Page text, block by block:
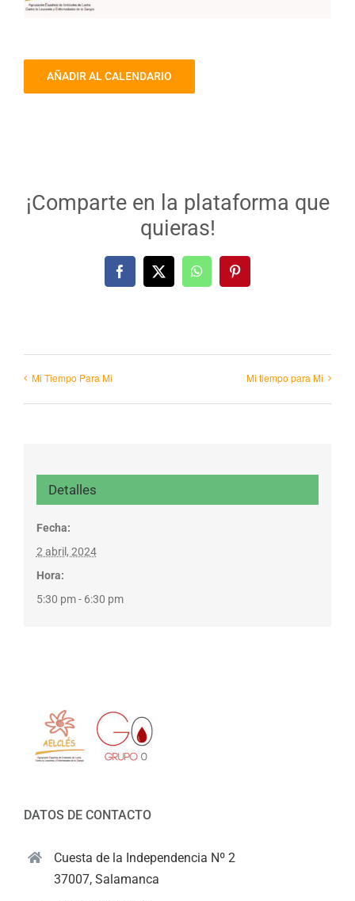
AÑADIR AL CALENDARIO
¡Comparte en la plataforma que
quieras!
Facebook
X WhatsAppPinterest
Mi Tiempo Para Mi Mi tiempo para Mi
Detalles
Fecha:
2 abril, 2024
Hora:
5:30 pm - 6:30 pm
DATOS DE CONTACTO
Cuesta de la Independencia Nº 2
37007, Salamanca